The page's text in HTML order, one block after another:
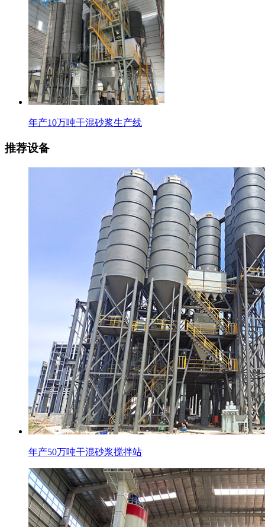
年产10万吨干混砂浆生产线
推荐设备
年产50万吨干混砂浆搅拌站